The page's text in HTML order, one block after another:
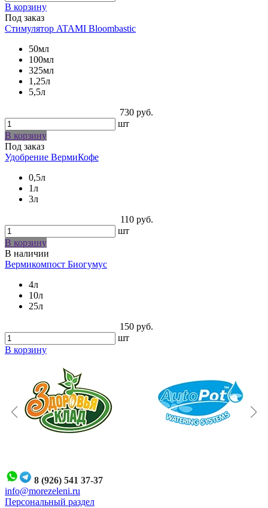
В корзину
Под заказ
Стимулятор ATAMI Bloombastic
50мл
100мл
325мл
1,25л
5,5л
730 руб.
шт
В корзину
Под заказ
Удобрение ВермиКофе
0,5л
1л
3л
110 руб.
шт
В корзину
В наличии
Вермикомпост Биогумус
4л
10л
25л
150 руб.
шт
В корзину
8 (926) 541 37-37
info@morezeleni.ru
Персональный раздел